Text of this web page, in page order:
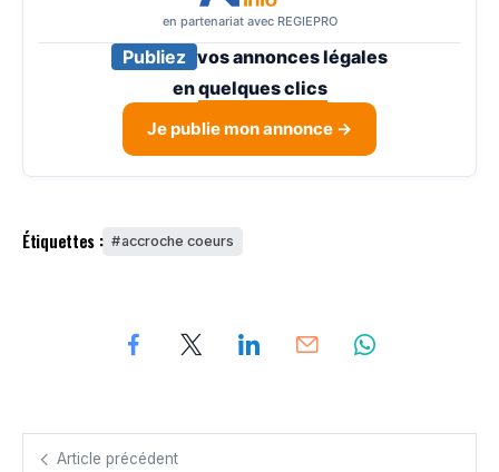
en partenariat avec REGIEPRO
Publiez vos annonces légales
enquelques clics
Je publie mon annonce →
Étiquettes : accroche coeurs
Article précédent